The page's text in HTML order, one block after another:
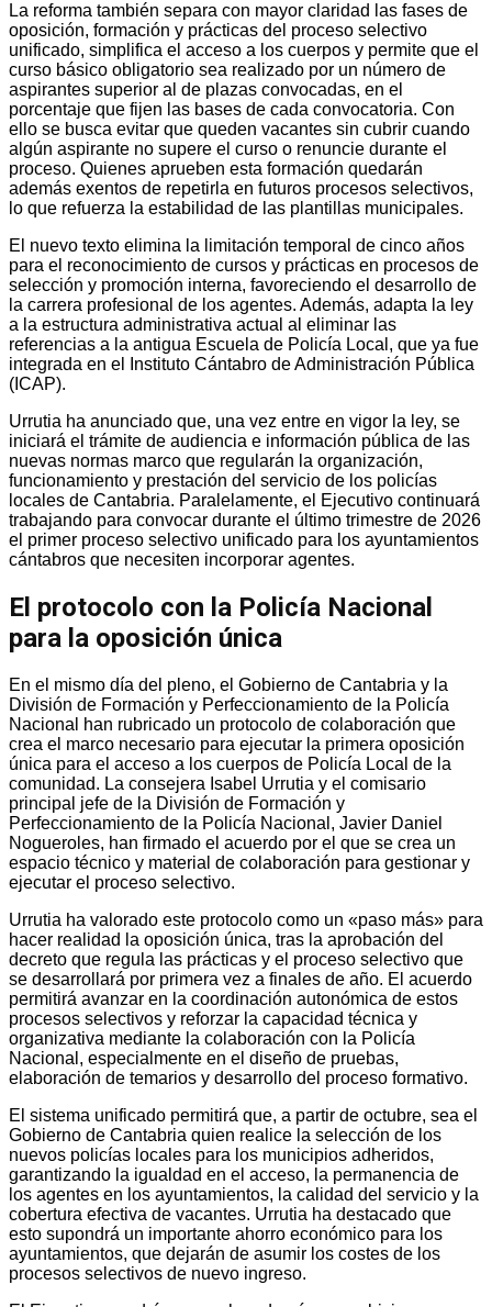
La reforma también separa con mayor claridad las fases de
oposición, formación y prácticas del proceso selectivo
unificado, simplifica el acceso a los cuerpos y permite que el
curso básico obligatorio sea realizado por un número de
aspirantes superior al de plazas convocadas, en el
porcentaje que fijen las bases de cada convocatoria. Con
ello se busca evitar que queden vacantes sin cubrir cuando
algún aspirante no supere el curso o renuncie durante el
proceso. Quienes aprueben esta formación quedarán
además exentos de repetirla en futuros procesos selectivos,
lo que refuerza la estabilidad de las plantillas municipales.
El nuevo texto elimina la limitación temporal de cinco años
para el reconocimiento de cursos y prácticas en procesos de
selección y promoción interna, favoreciendo el desarrollo de
la carrera profesional de los agentes. Además, adapta la ley
a la estructura administrativa actual al eliminar las
referencias a la antigua Escuela de Policía Local, que ya fue
integrada en el Instituto Cántabro de Administración Pública
(ICAP).
Urrutia ha anunciado que, una vez entre en vigor la ley, se
iniciará el trámite de audiencia e información pública de las
nuevas normas marco que regularán la organización,
funcionamiento y prestación del servicio de los policías
locales de Cantabria. Paralelamente, el Ejecutivo continuará
trabajando para convocar durante el último trimestre de 2026
el primer proceso selectivo unificado para los ayuntamientos
cántabros que necesiten incorporar agentes.
El protocolo con la Policía Nacional
para la oposición única
En el mismo día del pleno, el Gobierno de Cantabria y la
División de Formación y Perfeccionamiento de la Policía
Nacional han rubricado un protocolo de colaboración que
crea el marco necesario para ejecutar la primera oposición
única para el acceso a los cuerpos de Policía Local de la
comunidad. La consejera Isabel Urrutia y el comisario
principal jefe de la División de Formación y
Perfeccionamiento de la Policía Nacional, Javier Daniel
Nogueroles, han firmado el acuerdo por el que se crea un
espacio técnico y material de colaboración para gestionar y
ejecutar el proceso selectivo.
Urrutia ha valorado este protocolo como un «paso más» para
hacer realidad la oposición única, tras la aprobación del
decreto que regula las prácticas y el proceso selectivo que
se desarrollará por primera vez a finales de año. El acuerdo
permitirá avanzar en la coordinación autonómica de estos
procesos selectivos y reforzar la capacidad técnica y
organizativa mediante la colaboración con la Policía
Nacional, especialmente en el diseño de pruebas,
elaboración de temarios y desarrollo del proceso formativo.
El sistema unificado permitirá que, a partir de octubre, sea el
Gobierno de Cantabria quien realice la selección de los
nuevos policías locales para los municipios adheridos,
garantizando la igualdad en el acceso, la permanencia de
los agentes en los ayuntamientos, la calidad del servicio y la
cobertura efectiva de vacantes. Urrutia ha destacado que
esto supondrá un importante ahorro económico para los
ayuntamientos, que dejarán de asumir los costes de los
procesos selectivos de nuevo ingreso.